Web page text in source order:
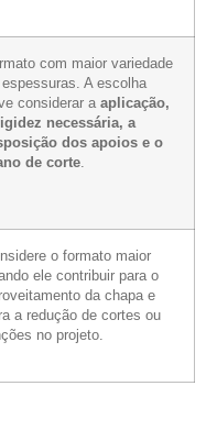
com maior variedade
A escolha
considerar a aplicação,
necessária, a
dos apoios e o
de corte.
o formato maior
ele contribuir para o
da chapa e
a redução de cortes ou
no projeto.